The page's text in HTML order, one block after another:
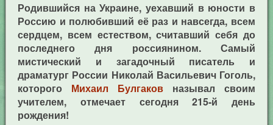
Родившийся на Украине, уехавший в юности в
Россию и полюбивший её раз и навсегда, всем
сердцем, всем естеством, считавший себя до
последнего дня россиянином. Самый
мистический и загадочный писатель и
драматург России Николай Васильевич Гоголь,
которого Михаил Булгаков называл своим
учителем, отмечает сегодня 215-й день
рождения!